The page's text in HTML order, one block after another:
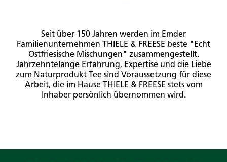
Seit über 150 Jahren werden im Emder
Familienunternehmen THIELE & FREESE beste "Echt
Ostfriesische Mischungen" zusammengestellt.
Jahrzehntelange Erfahrung, Expertise und die Liebe
zum Naturprodukt Tee sind Voraussetzung für diese
Arbeit, die im Hause THIELE & FREESE stets vom
Inhaber persönlich übernommen wird.